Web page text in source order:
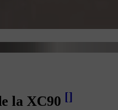
la XC90 []